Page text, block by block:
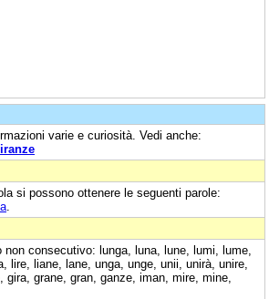
varie e curiosità. Vedi anche:
si possono ottenere le seguenti parole:
consecutivo: lunga, luna, lune, lumi, lume,
lire, liane, lane, unga, unge, unii, unirà, unire,
gira, grane, gran, ganze, iman, mire, mine,